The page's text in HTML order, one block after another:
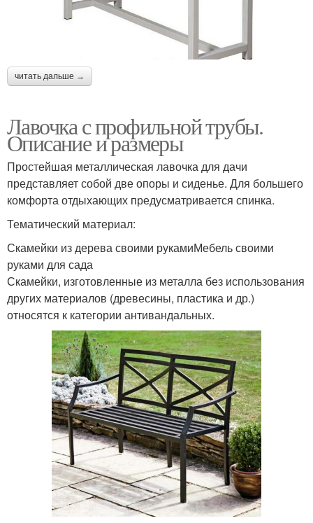
читать дальше →
Лавочка с профильной трубы.
Описание и размеры
Простейшая металлическая лавочка для дачи
представляет собой две опоры и сиденье. Для большего
комфорта отдыхающих предусматривается спинка.
Тематический материал:
Скамейки из дерева своими рукамиМебель своими
руками для сада
Скамейки, изготовленные из металла без использования
других материалов (древесины, пластика и др.)
относятся к категории антивандальных.